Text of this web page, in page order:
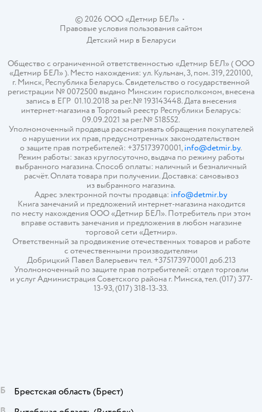
© 2026 ООО «Детмир БЕЛ»•
Правовые условия пользования сайтом
Детский мир в Беларуси
Общество с ограниченной ответственностью «Детмир БЕЛ» ( ООО
«Детмир БЕЛ» ). Место нахождения: ул. Кульман, 3, пом. 319, 220100,
г. Минск, Республика Беларусь. Свидетельство о государственной
регистрации № 0072500 выдано Минским горисполкомом, внесена
запись в ЕГР 01.10.2018 за рег.№ 193143448. Дата внесения
интернет-магазина в Торговый реестр Республики Беларусь:
09.09.2021 за рег.№ 518552.
Уполномоченный продавца рассматривать обращения покупателей
о нарушении их прав, предусмотренных законодательством
о защите прав потребителей: +375173970001,info@detmir.by.
Режим работы: заказ круглосуточно, выдача по режиму работы
выбранного магазина. Способ оплаты: наличный и безналичный
расчёт. Оплата товара при получении. Доставка: самовывоз
из выбранного магазина.
Адрес электронной почты продавца: info@detmir.by
Книга замечаний и предложений интернет-магазина находится
по месту нахождения ООО «Детмир БЕЛ». Потребитель при этом
вправе оставить замечания и предложения в любом магазине
торговой сети «Детмир».
Ответственный за продвижение отечественных товаров и работе
с отечественными производителями
Добрицкий Павел Валерьевич тел. +375173970001 доб.213
Уполномоченный по защите прав потребителей: отдел торговли
и услуг Администрация Советского района г. Минска, тел. (017) 377-
13-93, (017) 318-13-33.
Б Брестская область (Брест)